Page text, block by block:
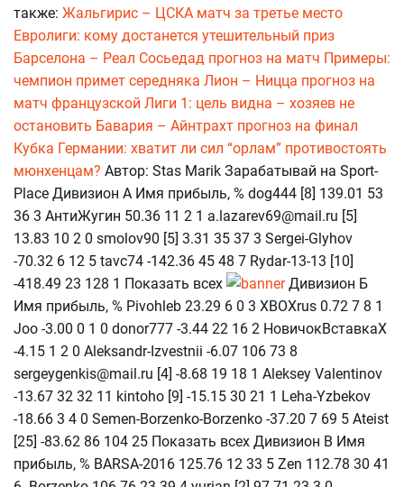
также: Жальгирис – ЦСКА матч за третье место
Евролиги: кому достанется утешительный приз
Барселона – Реал Сосьедад прогноз на матч Примеры:
чемпион примет середняка Лион – Ницца прогноз на
матч французской Лиги 1: цель видна – хозяев не
остановить Бавария – Айнтрахт прогноз на финал
Кубка Германии: хватит ли сил “орлам” противостоять
мюнхенцам? Автор: Stas Marik Зарабатывай на Sport-
Place Дивизион А Имя прибыль, % dog444 [8] 139.01 53
36 3 АнтиЖугин 50.36 11 2 1 a.lazarev69@mail.ru [5]
13.83 10 2 0 smolov90 [5] 3.31 35 37 3 Sergei-Glyhov
-70.32 6 12 5 tavc74 -142.36 45 48 7 Rydar-13-13 [10]
-418.49 23 128 1 Показать всех
Дивизион Б
Имя прибыль, % Pivohleb 23.29 6 0 3 XBOXrus 0.72 7 8 1
Joo -3.00 0 1 0 donor777 -3.44 22 16 2 НовичокВставкаХ
-4.15 1 2 0 Aleksandr-Izvestnii -6.07 106 73 8
sergeygenkis@mail.ru [4] -8.68 19 18 1 Aleksey Valentinov
-13.67 32 32 11 kintoho [9] -15.15 30 21 1 Leha-Yzbekov
-18.66 3 4 0 Semen-Borzenko-Borzenko -37.20 7 69 5 Ateist
[25] -83.62 86 104 25 Показать всех Дивизион В Имя
прибыль, % BARSA-2016 125.76 12 33 5 Zen 112.78 30 41